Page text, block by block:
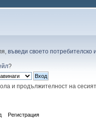
въведи своето потребителско
?
и продължителност на
Регистрация